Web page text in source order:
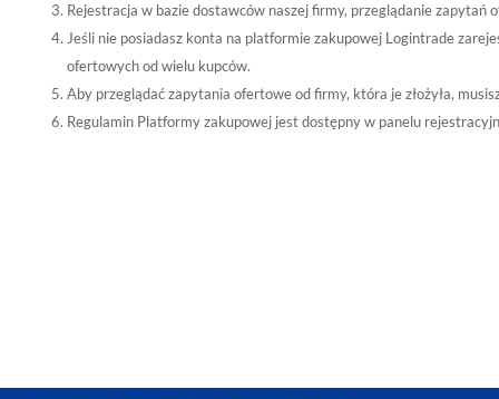
Rejestracja w bazie dostawców naszej firmy, przeglądanie zapytań
Jeśli nie posiadasz konta na platformie zakupowej Logintrade
ofertowych od wielu kupców.
Aby przeglądać zapytania ofertowe od firmy, która je złożyła,
Regulamin Platformy zakupowej jest dostępny w panelu